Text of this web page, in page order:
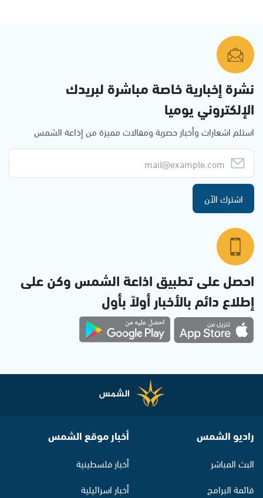
نشرة إخبارية خاصة مباشرة لبريدك
الإلكتروني يوميا
استلم اشعارات وأخبار حصرية ومقالات مميزة من إذاعة الشمس
اشترك الآن
احصل على تطبيق اذاعة الشمس وكن على
إطلاع دائم بالأخبار أولاً بأول
راديو الشمس
البث المباشر
قائمة البرامج
أخبار موقع الشمس
أخبار فلسطينية
أخبار اسرائيلية